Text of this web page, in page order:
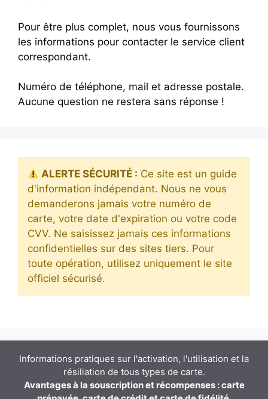
Pour être plus complet, nous vous fournissons
les informations pour contacter le service client
correspondant.
Numéro de téléphone, mail et adresse postale.
Aucune question ne restera sans réponse !
ALERTE SÉCURITÉ : Ce site est un guide
d'information indépendant. Nous ne vous
demanderons jamais votre numéro de
carte, votre date d'expiration ou votre code
CVV. Ne saisissez jamais ces informations
confidentielles sur des sites tiers. Pour
toute opération, utilisez uniquement le site
officiel sécurisé.
Informations pratiques sur l'activation, l'utilisation et la
résiliation de tous types de carte.
Avantages à la souscription et récompenses : carte